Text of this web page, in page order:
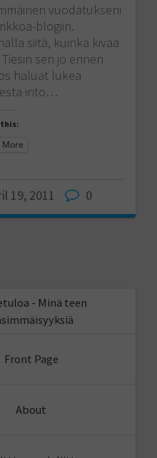
vuodatukseni
blogiin.
siitä, kuinka kivaa
sen jo ennen
haluat lukea
into…
this:
More
19, 2011 0
- Minä teen
Front Page
About